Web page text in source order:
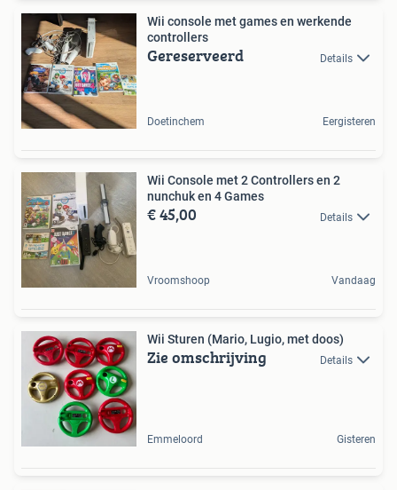
Wii console met games en werkende
controllers
Gereserveerd Details
Doetinchem Eergisteren
Wii Console met 2 Controllers en 2
nunchuk en 4 Games
€ 45,00 Details
Vroomshoop Vandaag
Wii Sturen (Mario, Lugio, met doos)
Zie omschrijving Details
Emmeloord Gisteren